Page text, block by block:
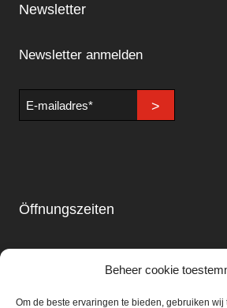
Beheer cookie
Om de beste ervaringen te bieden, gebruiken
Newsletter
Newsletter anmelden
E-
mailadres
>
Öffnungszeiten
Montag - Sonntag
09.00 - 18.00